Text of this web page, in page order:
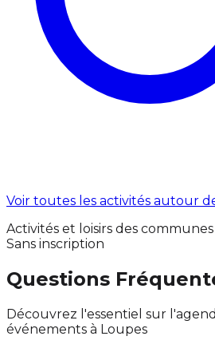
Voir toutes les activités autour
Activités et loisirs des communes
Sans inscription
Questions
Découvrez l'essentiel sur
événements à Loupes